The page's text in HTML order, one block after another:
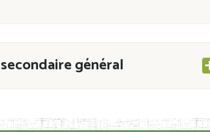
général
CAB du 21 mars 2011 portant ouverture